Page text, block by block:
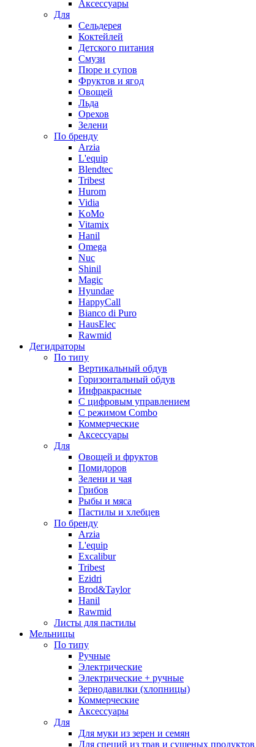
Аксессуары
Для
Сельдерея
Коктейлей
Детского питания
Смузи
Пюре и супов
Фруктов и ягод
Овощей
Льда
Орехов
Зелени
По бренду
Arzia
L'equip
Blendtec
Tribest
Hurom
Vidia
KoMo
Vitamix
Hanil
Omega
Nuc
Shinil
Magic
Hyundae
HappyCall
Bianco di Puro
HausElec
Rawmid
Дегидраторы
По типу
Вертикальный обдув
Горизонтальный обдув
Инфракрасные
С цифровым управлением
С режимом Combo
Коммерческие
Аксессуары
Для
Овощей и фруктов
Помидоров
Зелени и чая
Грибов
Рыбы и мяса
Пастилы и хлебцев
По бренду
Arzia
L'equip
Excalibur
Tribest
Ezidri
Brod&Taylor
Hanil
Rawmid
Листы для пастилы
Мельницы
По типу
Ручные
Электрические
Электрические + ручные
Зернодавилки (хлопницы)
Коммерческие
Аксессуары
Для
Для муки из зерен и семян
Для специй из трав и сушеных продуктов